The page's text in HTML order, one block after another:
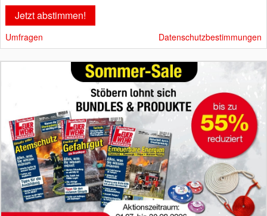
Umfragen Datenschutzbestimmungen